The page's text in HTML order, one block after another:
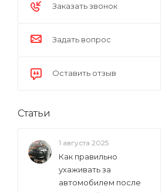
Заказать звонок
Задать вопрос
Оставить отзыв
Статьи
1 августа 2025
Как правильно
ухаживать за
автомобилем после